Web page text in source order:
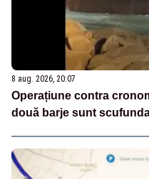
8 aug. 2026, 20:07
Operațiune contra
două barje sunt